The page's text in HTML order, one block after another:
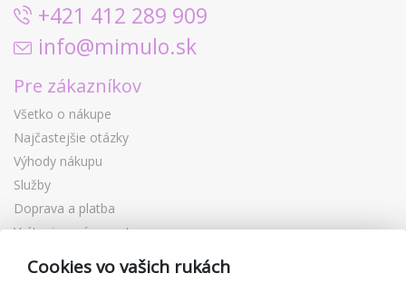
+421 412 289 909
info@mimulo.sk
Pre zákazníkov
Všetko o nákupe
Najčastejšie otázky
Výhody nákupu
Služby
Doprava a platba
Vrátenie a výmena tovaru
Reklamácia
Darčekové poukážky
Cookies vo vašich rukách